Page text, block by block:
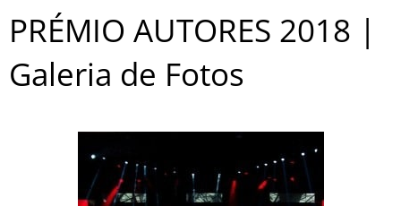
PRÉMIO AUTORES 2018 |
Galeria de Fotos